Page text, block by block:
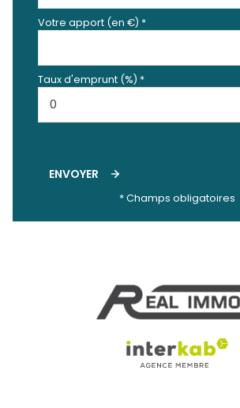
Votre apport (en €) *
Taux d'emprunt (%) *
ENVOYER
* Champs obligatoires